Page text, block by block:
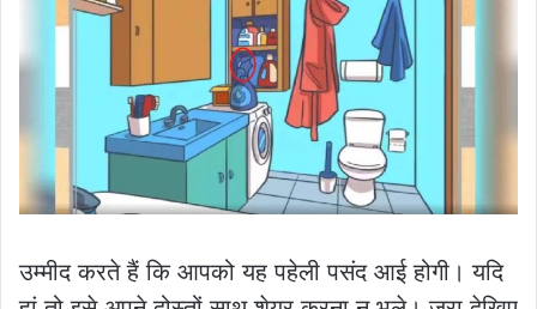
उम्मीद करते हैं कि आपको यह पहेली पसंद आई होगी। यदि